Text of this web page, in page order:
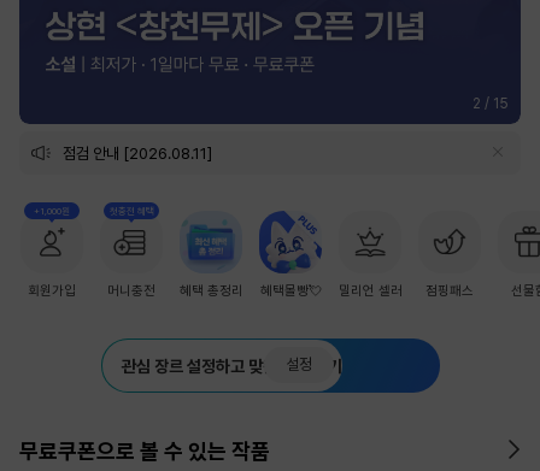
2 / 15
점검 안내 [2026.08.11]
+1,000원
회원가입
첫충전 혜택
머니충전 혜택 총정리 혜택몰빵💘 밀리언 셀러 점핑패스 선물
관심 장르 설정하고 맞춤 추천 받기
설정
무료쿠폰으로 볼 수 있는 작품